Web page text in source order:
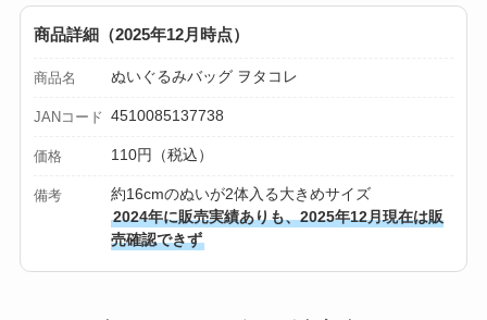
商品詳細（2025年12月時点）
商品名 ぬいぐるみバッグ ヲタコレ
JANコード 4510085137738
価格 110円（税込）
備考
約16cmのぬいが2体入る大きめサイズ
2024年に販売実績ありも、2025年12月現在は販
売確認できず